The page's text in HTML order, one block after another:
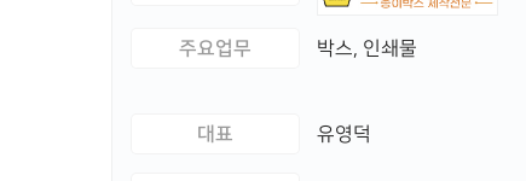
주요업무 박스, 인쇄물
대표 유영덕